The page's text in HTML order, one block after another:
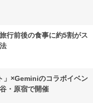
行前後の食事に約5割がス
」×Geminiのコラボイベン
・原宿で開催